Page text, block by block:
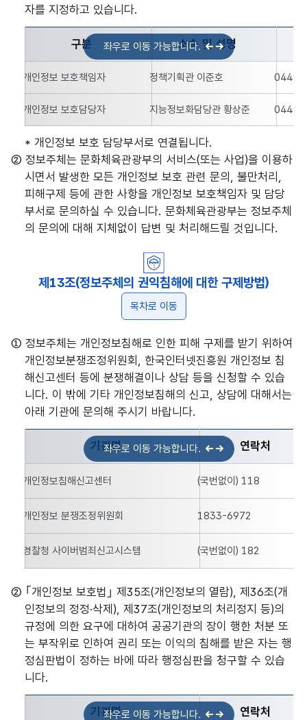
자를 지정하고 있습니다.
구분 소속 및 성명
개인정보 보호책임자 정책기획관 이준호 044-
개인정보 보호담당자 지능정보화담당관 황상준 044-
* 개인정보 보호 담당부서로 연결됩니다.
② 정보주체는 문화체육관광부의 서비스(또는 사업)을 이용하
시면서 발생한 모든 개인정보 보호 관련 문의, 불만처리,
피해구제 등에 관한 사항을 개인정보 보호책임자 및 담당
부서로 문의하실 수 있습니다. 문화체육관광부는 정보주체
의 문의에 대해 지체없이 답변 및 처리해드릴 것입니다.
제13조(정보주체의 권익침해에 대한 구제방법)
목차로 이동
① 정보주체는 개인정보침해로 인한 피해 구제를 받기 위하여
개인정보분쟁조정위원회, 한국인터넷진흥원 개인정보 침
해신고센터 등에 분쟁해결이나 상담 등을 신청할 수 있습
니다. 이 밖에 기타 개인정보침해의 신고, 상담에 대해서는
아래 기관에 문의해 주시기 바랍니다.
기관명 연락처
개인정보침해신고센터 (국번없이) 118
개인정보 분쟁조정위원회 1833-6972
경찰청 사이버범죄신고시스템 (국번없이) 182
② ｢개인정보 보호법｣ 제35조(개인정보의 열람), 제36조(개
인정보의 정정·삭제), 제37조(개인정보의 처리정지 등)의
규정에 의한 요구에 대하여 공공기관의 장이 행한 처분 또
는 부작위로 인하여 권리 또는 이익의 침해를 받은 자는 행
정심판법이 정하는 바에 따라 행정심판을 청구할 수 있습
니다.
기관명 연락처